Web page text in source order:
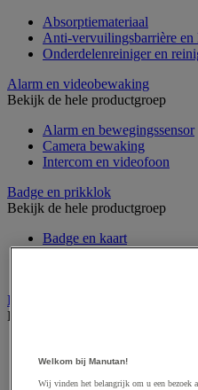
Absorptiemateriaal
Anti-vervuilingsbarrière
Onderdelenreiniger en
Alarm en videobewaking
Bekijk de hele productgroep
Alarm en bewegingssensor
Camera bewaking
Intercom en videofoon
Badge en prikklok
Bekijk de hele productgroep
Badge en kaart
Draaihek en klapdeur
Barrière- en beschermingspaal
Bekijk de hele productgroep
Afzetpaal met bord
Afzetpaal met ketting
Welkom bij Manutan!
Wij vinden het belangrijk om u een bezoek